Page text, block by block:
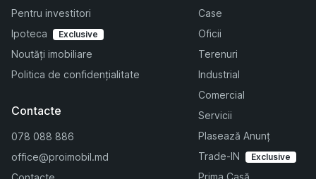
Pentru investitori
Ipoteca
Exclusive
Noutăți imobiliare
Politica de confidențialitate
Case
Oficii
Terenuri
Industrial
Comercial
Servicii
Plasează Anunț
Trade-IN
Exclusive
Contacte
078 088 886
office@proimobil.md